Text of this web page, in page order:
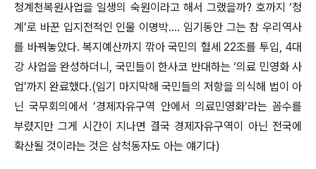
청계천복원사업을 일생의 숙원이라고 해서 그랬을까? 호까지 ‘청
계’로 바꾼 입지전적인 인물 이명박.... 임기동안 그는 참 우리역사
를 바꿔놓았다. 복지예산까지 깎아 국민의 혈세 22조를 투입, 4대
강 사업을 완성하더니, 국민들이 한사코 반대하는 ‘의료 민영화 사
업’까지 완료했다.(임기 마지막해 국민들의 저항을 의식해 법이 아
닌 국무회의에서 ‘경제자유구역 안에서 의료민영화’라는 꼼수를
부렸지만 그게 시간이 지나면 결국 경제자유구역이 아닌 전국에
확산될 것이라는 것은 삼척동자도 아는 얘기다)